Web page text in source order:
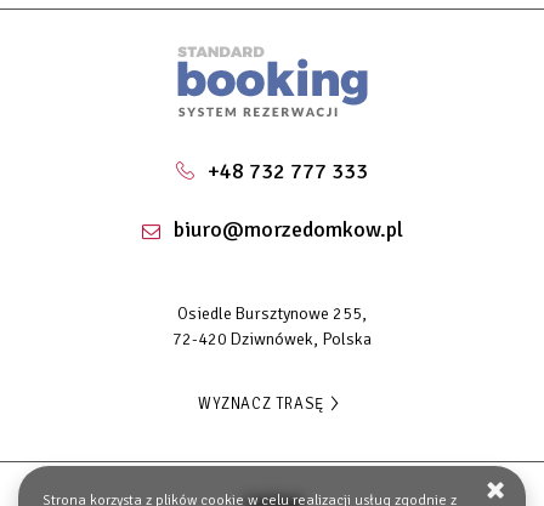
+48 732 777 333
biuro@morzedomkow.pl
Osiedle Bursztynowe 255,
72-420 Dziwnówek, Polska
WYZNACZ TRASĘ
Strona korzysta z plików cookie w celu realizacji usług zgodnie z